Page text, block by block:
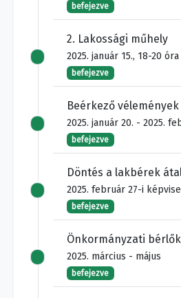
befejezve
2. Lakossági műhely
2025. január 15., 18-20 óra
befejezve
Beérkező
2025. január 20. - 2025.
befejezve
Döntés a lakbérek
2025. február 27-i
befejezve
Önkormányzati
2025. március - május
befejezve